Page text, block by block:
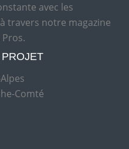
avec les
travers notre magazine
Comté